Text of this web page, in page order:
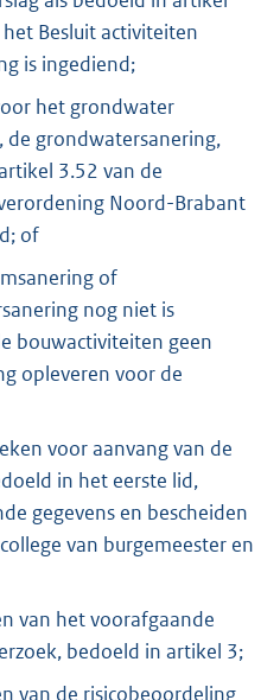
Besluit activiteiten
is ingediend;
het grondwater
de grondwatersanering,
3.52 van de
Noord-Brabant
of
of
nog niet is
bouwactiviteiten geen
opleveren voor de
voor aanvang van de
in het eerste lid,
gegevens en bescheiden
van burgemeester en
van het voorafgaande
bedoeld in artikel 3;
van de risicobeoordeling